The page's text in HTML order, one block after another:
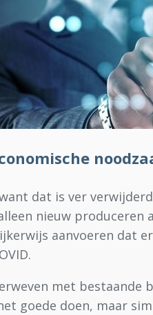
dat is ver
nieuw
aanvoeren dat
met
goede doen, maar